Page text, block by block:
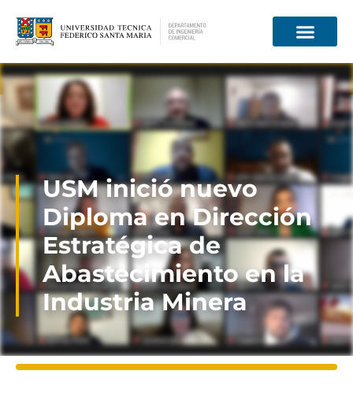
Información para
USM inició nuevo
Diploma en Dirección
Estratégica de
Abastecimiento en la
Industria Minera